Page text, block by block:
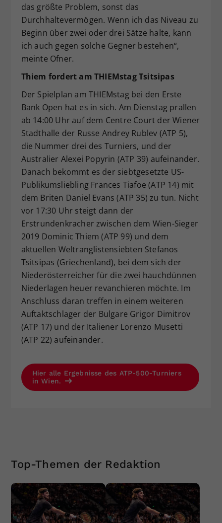
das größte Problem, sonst das
Durchhaltevermögen. Wenn ich das Niveau zu
Beginn über zwei oder drei Sätze halte, kann
ich auch gegen solche Gegner bestehen“,
meinte Ofner.
Thiem fordert am THIEMstag Tsitsipas
Der Spielplan am THIEMstag bei den Erste
Bank Open hat es in sich. Am Dienstag prallen
ab 14:00 Uhr auf dem Centre Court der Wiener
Stadthalle der Russe Andrey Rublev (ATP 5),
die Nummer drei des Turniers, und der
Australier Alexei Popyrin (ATP 39) aufeinander.
Danach bekommt es der siebtgesetzte US-
Publikumsliebling Frances Tiafoe (ATP 14) mit
dem Briten Daniel Evans (ATP 35) zu tun. Nicht
vor 17:30 Uhr steigt dann der
Erstrundenkracher zwischen dem Wien-Sieger
2019 Dominic Thiem (ATP 99) und dem
aktuellen Weltranglistensiebten Stefanos
Tsitsipas (Griechenland), bei dem sich der
Niederösterreicher für die zwei hauchdünnen
Niederlagen heuer revanchieren möchte. Im
Anschluss daran treffen in einem weiteren
Auftaktschlager der Bulgare Grigor Dimitrov
(ATP 17) und der Italiener Lorenzo Musetti
(ATP 22) aufeinander.
Hier alle Ergebnisse des ATP-500-Turniers
in Wien.
Top-Themen der Redaktion